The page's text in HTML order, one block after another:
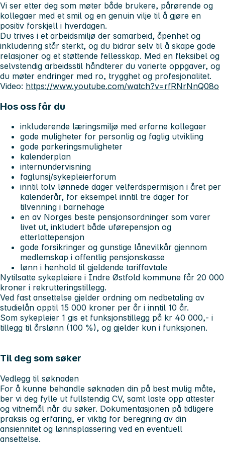
Vi ser etter deg som møter både brukere, pårørende og
kollegaer med et smil og en genuin vilje til å gjøre en
positiv forskjell i hverdagen.
Du trives i et arbeidsmiljø der samarbeid, åpenhet og
inkludering står sterkt, og du bidrar selv til å skape gode
relasjoner og et støttende fellesskap. Med en fleksibel og
selvstendig arbeidsstil håndterer du varierte oppgaver, og
du møter endringer med ro, trygghet og profesjonalitet.
Video: https://www.youtube.com/watch?v=rfRNrNnQ08o
Hos oss får du
inkluderende læringsmiljø med erfarne kollegaer
gode muligheter for personlig og faglig utvikling
gode parkeringsmuligheter
kalenderplan
internundervisning
faglunsj/sykepleierforum
inntil tolv lønnede dager velferdspermisjon i året per
kalenderår, for eksempel inntil tre dager for
tilvenning i barnehage
en av Norges beste pensjonsordninger som varer
livet ut, inkludert både uførepensjon og
etterlattepensjon
gode forsikringer og gunstige lånevilkår gjennom
medlemskap i offentlig pensjonskasse
lønn i henhold til gjeldende tariffavtale
Nytilsatte sykepleiere i Indre Østfold kommune får 20 000
kroner i rekrutteringstillegg.
Ved fast ansettelse gjelder ordning om nedbetaling av
studielån opptil 15 000 kroner per år i inntil 10 år.
Som sykepleier 1 gis et funksjonstillegg på kr 40 000,- i
tillegg til årslønn (100 %), og gjelder kun i funksjonen.
Til deg som søker
Vedlegg til søknaden
For å kunne behandle søknaden din på best mulig måte,
ber vi deg fylle ut fullstendig CV, samt laste opp attester
og vitnemål når du søker. Dokumentasjonen på tidligere
praksis og erfaring, er viktig for beregning av din
ansiennitet og lønnsplassering ved en eventuell
ansettelse.